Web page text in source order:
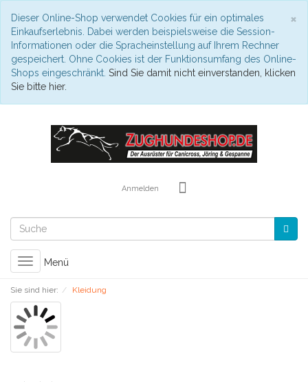
×
Dieser Online-Shop verwendet Cookies für ein optimales
Einkaufserlebnis. Dabei werden beispielsweise die Session-
Informationen oder die Spracheinstellung auf Ihrem Rechner
gespeichert. Ohne Cookies ist der Funktionsumfang des Online-
Shops eingeschränkt. Sind Sie damit nicht einverstanden, klicken
Sie bitte hier.
Anmelden
Toggle
navigation
Menü
Sie sind hier: Kleidung